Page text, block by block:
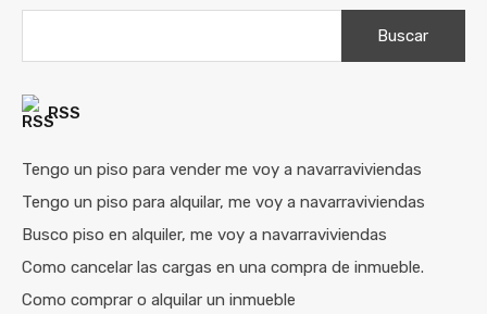
RSS
Tengo un piso para vender me voy a navarraviviendas
Tengo un piso para alquilar, me voy a navarraviviendas
Busco piso en alquiler, me voy a navarraviviendas
Como cancelar las cargas en una compra de inmueble.
Como comprar o alquilar un inmueble